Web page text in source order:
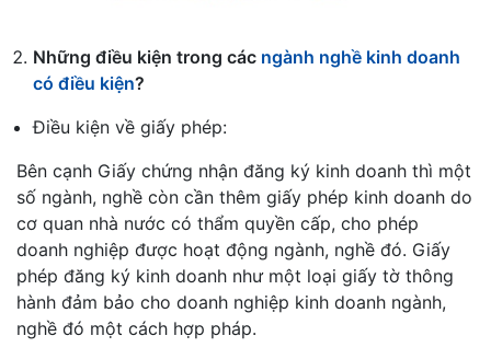
Những điều kiện trong các ngành nghề kinh doanh
có điều kiện?
Điều kiện về giấy phép:
Bên cạnh Giấy chứng nhận đăng ký kinh doanh thì một
số ngành, nghề còn cần thêm giấy phép kinh doanh do
cơ quan nhà nước có thẩm quyền cấp, cho phép
doanh nghiệp được hoạt động ngành, nghề đó. Giấy
phép đăng ký kinh doanh như một loại giấy tờ thông
hành đảm bảo cho doanh nghiệp kinh doanh ngành,
nghề đó một cách hợp pháp.